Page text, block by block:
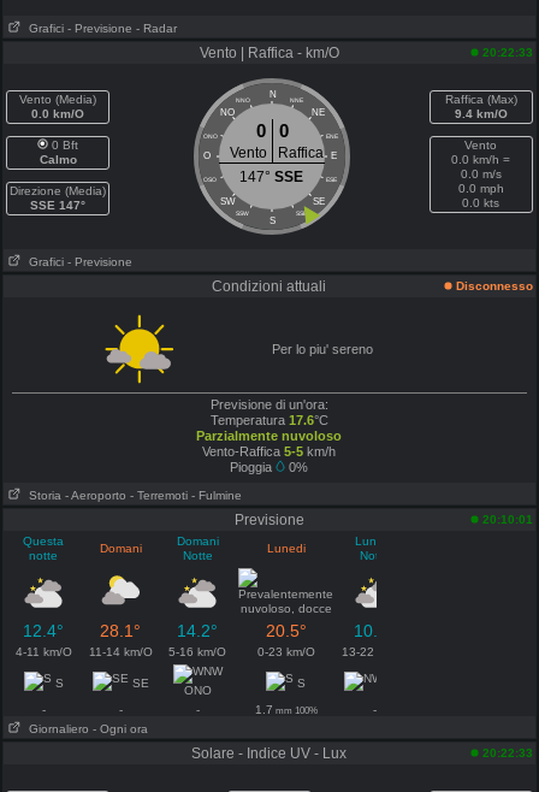
Grafici - Previsione - Radar
Vento | Raffica - km/O 20:22:33
Vento (Media)
0.0 km/O
0 Bft
Calmo
Direzione (Media)
SSE 147°
N
NNO NNE
NO NE
ONO ENE
O E
OSO ESE
SW SE
SSW SSE
S
0 0
Vento
Raffica
147°SSE
Raffica (Max)
9.4 km/O
Vento
0.0 km/h =
0.0 m/s
0.0 mph
0.0 kts
Grafici - Previsione
Condizioni attuali Disconnesso
Per lo piu' sereno
Previsione di un'ora:
Temperatura 17.6°C
Parzialmente nuvoloso
Vento-Raffica 5-5 km/h
Pioggia
0%
Storia - Aeroporto - Terremoti - Fulmine
Previsione
20:10:01
Questa
notte
Domani
Domani
Notte
Lunedi
Lunedi
Notte
12.4° 28.1° 14.2° 20.5° 10.9°
4-11 km/O 11-14 km/O 5-16 km/O 0-23 km/O 13-22 km/O
S SE
ONO
S
-
- - 1.7 mm 100%
-
Giornaliero - Ogni ora
Solare - Indice UV - Lux 20:22:33